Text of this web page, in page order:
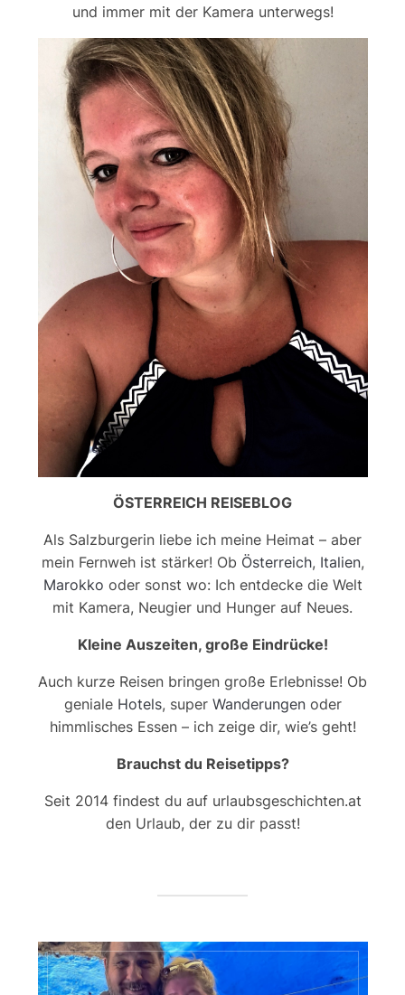
und immer mit der Kamera unterwegs!
ÖSTERREICH REISEBLOG
Als Salzburgerin liebe ich meine Heimat – aber
mein Fernweh ist stärker! Ob Österreich, Italien,
Marokko oder sonst wo: Ich entdecke die Welt
mit Kamera, Neugier und Hunger auf Neues.
Kleine Auszeiten, große Eindrücke!
Auch kurze Reisen bringen große Erlebnisse! Ob
geniale Hotels, super Wanderungenoder
himmlisches Essen – ich zeige dir, wie’s geht!
Brauchst du Reisetipps?
Seit 2014 findest du auf urlaubsgeschichten.at
den Urlaub, der zu dir passt!